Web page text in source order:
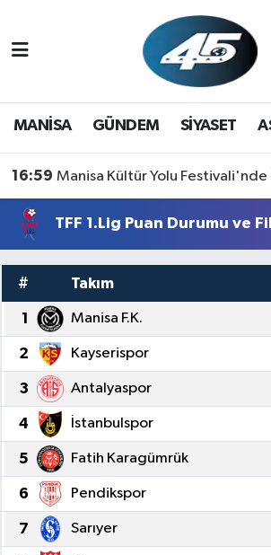
MANİSA GÜNDEM SİYASET
16:59 Manisa Kültür Yolu Festivali'nde Gastronomi Rüzgarı: Lezzetin
TFF 1.Lig Puan Durumu ve
# Takım
1 Manisa F.K.
2 Kayserispor
3 Antalyaspor
4 İstanbulspor
5 Fatih Karagümrük
6 Pendikspor
7 Sarıyer
GÜNDEM
SPOR
RESMİ REKLAM
Hava Durumu
Trafik Durumu
Son Dakika Haberleri